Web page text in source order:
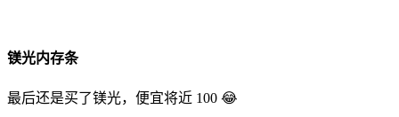
镁光内存条
最后还是买了镁光，便宜将近 100 😂